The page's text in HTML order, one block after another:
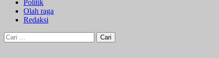
Politik
Olah raga
Redaksi
Cari
untuk: